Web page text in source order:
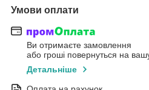
Умови оплати
Ви отримаєте замовлення
або гроші повернуться на
Детальніше